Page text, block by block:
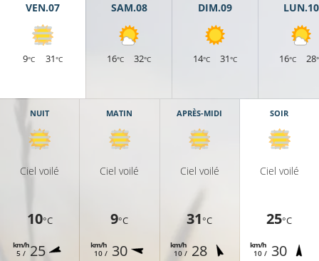
VEN.07
9°C 31°C
SAM.08
16°C 32°C
DIM.09
14°C 31°C
LUN.10
16°C 28
NUIT
Ciel voilé
10°C
5 /
km/h25
MATIN
Ciel voilé
9°C
10 /
km/h 30
APRÈS-MIDI
Ciel voilé
31°C
10 /
km/h 28
SOIR
Ciel voilé
25°C
10 /
km/h 30